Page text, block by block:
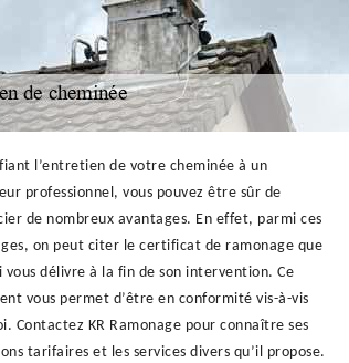
l’entretien de votre cheminée à un
professionnel, vous pouvez être sûr de
de nombreux avantages. En effet, parmi ces
on peut citer le certificat de ramonage que
vous délivre à la fin de son intervention. Ce
vous permet d’être en conformité vis-à-vis
Contactez KR Ramonage pour connaître ses
tarifaires et les services divers qu’il propose.